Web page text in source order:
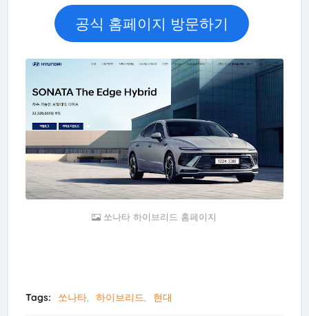
공식 홈페이지 방문하기
쏘나타 하이브리드 홈페이지
Tags: 쏘나타 하이브리드 현대